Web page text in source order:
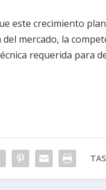
este crecimiento
mercado, la
requerida para